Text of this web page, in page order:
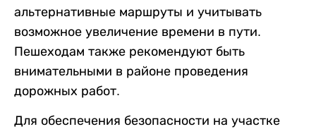
альтернативные маршруты и учитывать
возможное увеличение времени в пути.
Пешеходам также рекомендуют быть
внимательными в районе проведения
дорожных работ.
Для обеспечения безопасности на участке